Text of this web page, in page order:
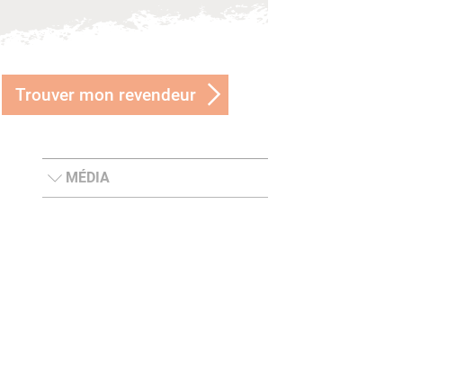
Trouver mon revendeur
MÉDIA